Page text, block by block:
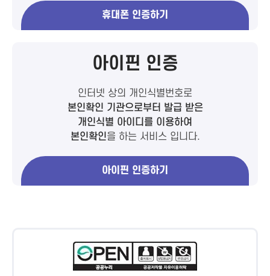
휴대폰 인증하기
아이핀 인증
인터넷 상의 개인식별번호로
본인확인 기관으로부터 발급 받은
개인식별 아이디를 이용하여
본인확인을 하는 서비스 입니다.
아이핀 인증하기